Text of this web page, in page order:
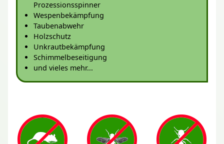
Prozessionsspinner
Wespenbekämpfung
Taubenabwehr
Holzschutz
Unkrautbekämpfung
Schimmelbeseitigung
und vieles mehr...